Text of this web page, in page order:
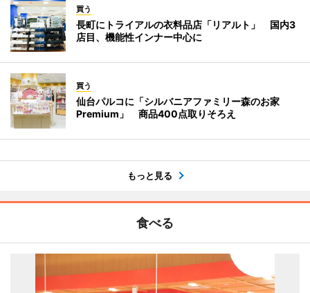
買う
長町にトライアルの衣料品店「リアルト」 国内3
店目、機能性インナー中心に
買う
仙台パルコに「シルバニアファミリー森のお家
Premium」 商品400点取りそろえ
もっと見る
食べる